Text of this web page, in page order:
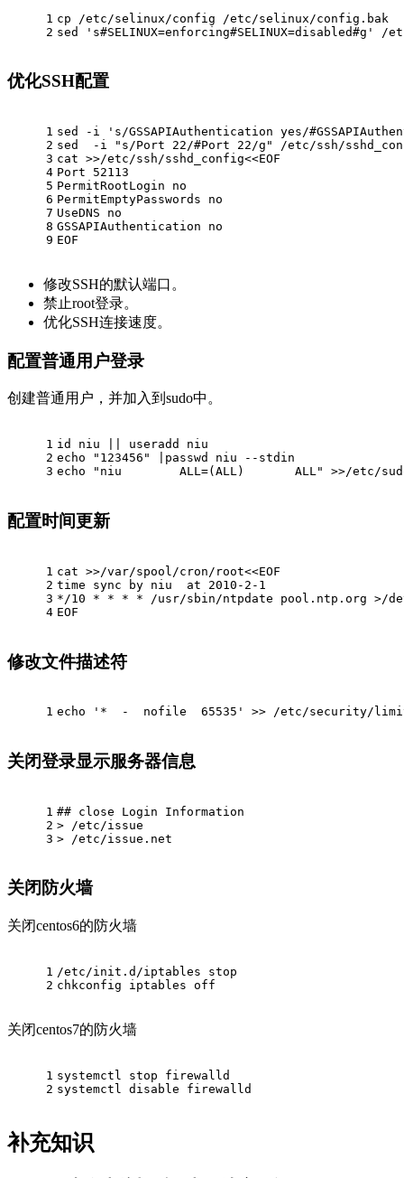
1
2
cp /etc/selinux/config /etc/selinux/config.bak
sed
's#SELINUX=enforcing#SELINUX=disabled#g' /
优化SSH配置
1
2
3
4
5
6
7
8
9
sed -i
's/GSSAPIAuthentication yes/
sed  -i
"s/Port 22/#Port 22/g"
/etc/ssh/
cat >>/etc/ssh/sshd_config<<EOF
Port 52113
PermitRootLogin no
PermitEmptyPasswords no
UseDNS no
GSSAPIAuthentication no
EOF
修改SSH的默认端口。
禁止root登录。
优化SSH连接速度。
配置普通用户登录
创建普通用户，并加入到sudo中。
1
2
3
id
niu || useradd niu
echo
"123456"
|passwd niu --stdin
echo
"niu        ALL=(ALL)       ALL" >>/etc/
配置时间更新
1
2
3
4
cat >>/var/spool/cron/root<<EOF
time sync by niu  at 2010-2-1
*/10 * * * * /usr/sbin/ntpdate pool.ntp.org >/
EOF
修改文件描述符
1 echo '*  -  nofile  65535' >> /etc/security/
关闭登录显示服务器信息
1
2
3
## close Login Information
> /etc/issue
> /etc/issue.net
关闭防火墙
关闭centos6的防火墙
1
2
/etc/init.d/iptables stop
chkconfig iptables off
关闭centos7的防火墙
1
2
systemctl stop firewalld
systemctl disable firewalld
补充知识